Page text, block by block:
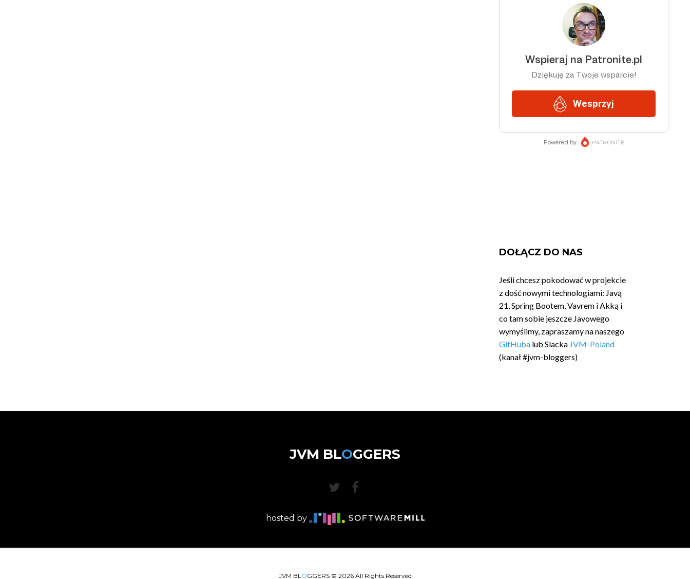
DOŁĄCZ DO NAS
Jeśli chcesz pokodować w projekcie
z dość nowymi technologiami: Javą
21, Spring Bootem, Vavrem i Akką i
co tam sobie jeszcze Javowego
wymyślimy, zapraszamy na naszego
GitHuba lub Slacka JVM-Poland
(kanał #jvm-bloggers)
JVM BLOGGERS
hosted by
JVM BLOGGERS © 2026All Rights Reserved